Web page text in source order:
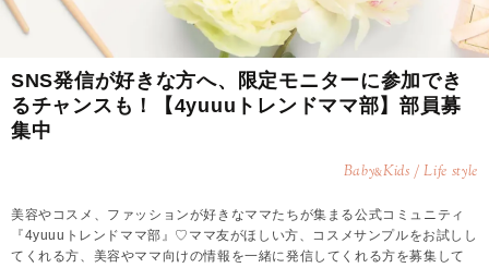
SNS発信が好きな方へ、限定モニターに参加でき
るチャンスも！【4yuuuトレンドママ部】部員募
集中
Baby&Kids / Life style
美容やコスメ、ファッションが好きなママたちが集まる公式コミュニティ
『4yuuuトレンドママ部』♡ママ友がほしい方、コスメサンプルをお試しし
てくれる方、美容やママ向けの情報を一緒に発信してくれる方を募集して